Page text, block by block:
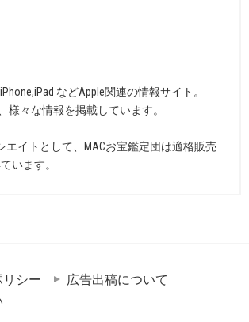
などApple関連の情報サイト。
様々な情報を掲載しています。
エイトとして、MACお宝鑑定団は適格販売
います。
シー
広告出稿について